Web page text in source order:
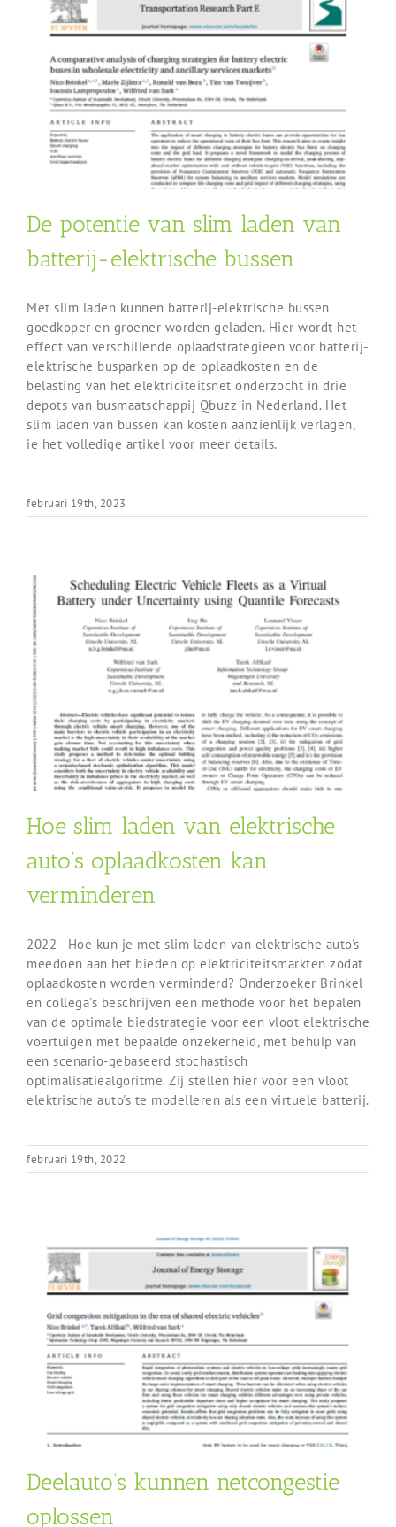
De potentie van slim laden van
batterij-elektrische bussen
Met slim laden kunnen batterij-elektrische bussen
goedkoper en groener worden geladen. Hier wordt het
effect van verschillende oplaadstrategieën voor batterij-
elektrische busparken op de oplaadkosten en de
belasting van het elektriciteitsnet onderzocht in drie
depots van busmaatschappij Qbuzz in Nederland. Het
slim laden van bussen kan kosten aanzienlijk verlagen,
ie het volledige artikel voor meer details.
februari 19th, 2023
Hoe slim laden van elektrische
auto’s oplaadkosten kan
verminderen
2022 - Hoe kun je met slim laden van elektrische auto's
meedoen aan het bieden op elektriciteitsmarkten zodat
oplaadkosten worden verminderd? Onderzoeker Brinkel
en collega's beschrijven een methode voor het bepalen
van de optimale biedstrategie voor een vloot elektrische
voertuigen met bepaalde onzekerheid, met behulp van
een scenario-gebaseerd stochastisch
optimalisatiealgoritme. Zij stellen hier voor een vloot
elektrische auto's te modelleren als een virtuele batterij.
februari 19th, 2022
Deelauto’s kunnen netcongestie
oplossen